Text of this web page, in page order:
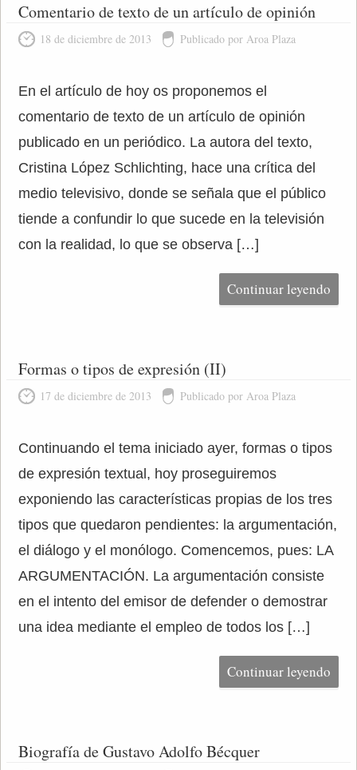
Comentario de texto de un artículo de opinión
18 de diciembre de 2013 Publicado por Aroa Plaza
En el artículo de hoy os proponemos el
comentario de texto de un artículo de opinión
publicado en un periódico. La autora del texto,
Cristina López Schlichting, hace una crítica del
medio televisivo, donde se señala que el público
tiende a confundir lo que sucede en la televisión
con la realidad, lo que se observa […]
Continuar leyendo
Formas o tipos de expresión (II)
17 de diciembre de 2013 Publicado por Aroa Plaza
Continuando el tema iniciado ayer, formas o tipos
de expresión textual, hoy proseguiremos
exponiendo las características propias de los tres
tipos que quedaron pendientes: la argumentación,
el diálogo y el monólogo. Comencemos, pues: LA
ARGUMENTACIÓN. La argumentación consiste
en el intento del emisor de defender o demostrar
una idea mediante el empleo de todos los […]
Continuar leyendo
Biografía de Gustavo Adolfo Bécquer